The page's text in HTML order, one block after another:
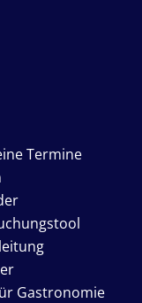
Termine
Gastronomie